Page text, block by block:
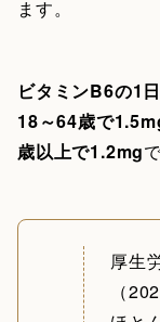
ます。
ビタミンB6の1
18～64歳で
歳以上で1.2mg
厚生
（